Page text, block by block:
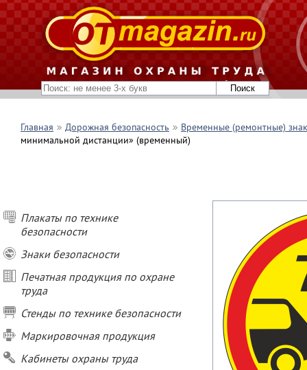
Главная Дорожная безопасность
Временные (ремонтные)
минимальной дистанции» (временный)
Плакаты по технике
безопасности
Знаки безопасности
Печатная продукция по охране
труда
Стенды по технике безопасности
Маркировочная продукция
Кабинеты охраны труда